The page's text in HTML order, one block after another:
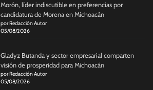
Morón, líder indiscutible en preferencias por
candidatura de Morena en Michoacán
por Redacción Autor
05/08/2026
Gladyz Butanda y sector empresarial comparten
visión de prosperidad para Michoacán
por Redacción Autor
05/08/2026